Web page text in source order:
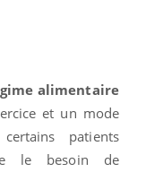
alimentaire
et un mode
patients
le besoin de